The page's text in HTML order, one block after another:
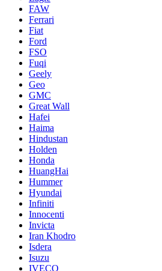
FAW
Ferrari
Fiat
Ford
FSO
Fuqi
Geely
Geo
GMC
Great Wall
Hafei
Haima
Hindustan
Holden
Honda
HuangHai
Hummer
Hyundai
Infiniti
Innocenti
Invicta
Iran Khodro
Isdera
Isuzu
IVECO